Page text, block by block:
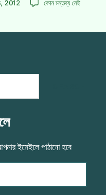
2012
মুভি
এ
কোন মন্তব্য নেই
ইমেইলে পাঠানো হবে